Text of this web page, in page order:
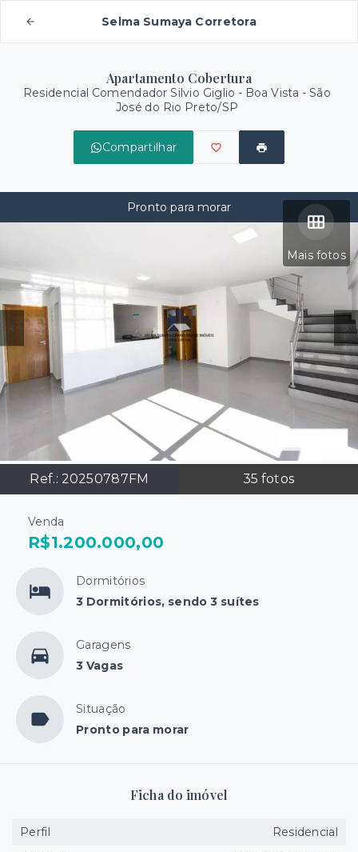
Selma Sumaya Corretora
Apartamento Cobertura
Residencial Comendador Silvio Giglio - Boa Vista - São
José do Rio Preto/SP
Compartilhar
Mais fotos
Ref.: 20250787FM 35 fotos
Pronto para morar
Venda
R$1.200.000,00
Dormitórios
3 Dormitórios, sendo 3 suítes
Garagens
3 Vagas
Situação
Pronto para morar
Ficha do imóvel
Perfil
Residencial